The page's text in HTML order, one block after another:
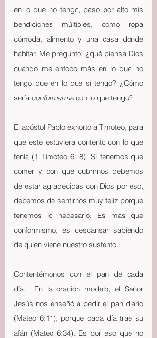
en lo que no tengo, paso por alto mis
bendiciones múltiples, como ropa
cómoda, alimento y una casa donde
habitar. Me pregunto: ¿qué piensa Dios
cuando me enfoco más en lo que no
tengo que en lo que sí tengo? ¿Cómo
sería conformarme con lo que tengo?
El apóstol Pablo exhortó a Timoteo, para
que este estuviera contento con lo que
tenía (1 Timoteo 6: 8), Si tenemos que
comer y con qué cubrirnos debemos
de estar agradecidas con Dios por eso,
debemos de sentirnos muy feliz porque
tenemos lo necesario. Es más que
conformismo, es descansar sabiendo
de quien viene nuestro sustento.
Contentémonos con el pan de cada
día.  En la oración modelo, el Señor
Jesús nos enseñó a pedir el pan diario
(Mateo 6:11), porque cada día trae su
afán (Mateo 6:34). Es por eso que no